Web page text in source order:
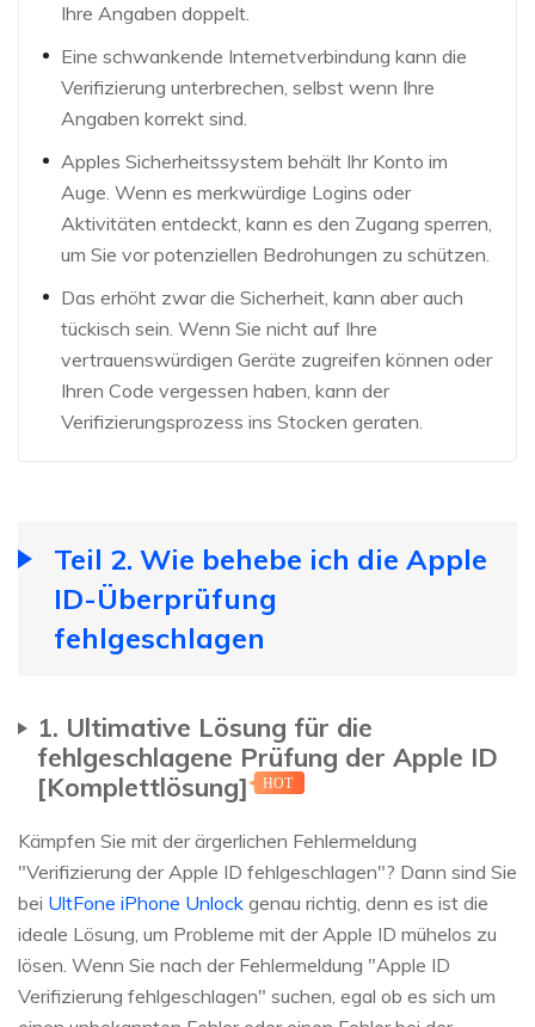
Ihre Angaben doppelt.
Eine schwankende Internetverbindung kann die
Verifizierung unterbrechen, selbst wenn Ihre
Angaben korrekt sind.
Apples Sicherheitssystem behält Ihr Konto im
Auge. Wenn es merkwürdige Logins oder
Aktivitäten entdeckt, kann es den Zugang sperren,
um Sie vor potenziellen Bedrohungen zu schützen.
Das erhöht zwar die Sicherheit, kann aber auch
tückisch sein. Wenn Sie nicht auf Ihre
vertrauenswürdigen Geräte zugreifen können oder
Ihren Code vergessen haben, kann der
Verifizierungsprozess ins Stocken geraten.
Teil 2. Wie behebe ich die Apple
ID-Überprüfung
fehlgeschlagen
1. Ultimative Lösung für die
fehlgeschlagene Prüfung der Apple ID
[Komplettlösung]
HOT
Kämpfen Sie mit der ärgerlichen Fehlermeldung
"Verifizierung der Apple ID fehlgeschlagen"? Dann sind Sie
bei UltFone iPhone Unlock genau richtig, denn es ist die
ideale Lösung, um Probleme mit der Apple ID mühelos zu
lösen. Wenn Sie nach der Fehlermeldung "Apple ID
Verifizierung fehlgeschlagen" suchen, egal ob es sich um